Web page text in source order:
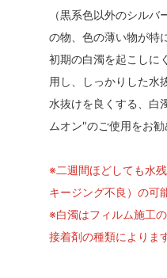
（黒系色以外のシル
の物、色の薄い物が特
初期の白濁を起こしに
用し、しっかりした水
水抜けを良くする、白
ムオン"のご使用をお勧
※二週間ほどしても水
キージング不良）の可
※白濁はフィルム施工
接着剤の種類によります